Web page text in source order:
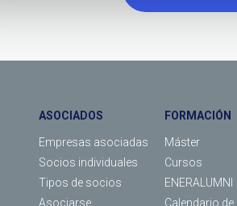
ASOCIADOS
Empresas asociadas
Socios individuales
Tipos de socios
Asociarse
FORMACIÓN
Máster
Cursos
ENERALUMNI
Calendario